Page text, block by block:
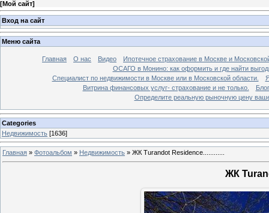
[Мой сайт]
Вход на сайт
Меню сайта
Главная О нас Видео
Ипотечное страхование в Москве и
ОСАГО в Монино: как оформить и где найти
Специалист по недвижимости в Москве или в Московской области.
Витрина финансовых услуг- страхование и не только.
Блог
Определите реальную рыночную цену
Categories
Недвижимость [1636]
Главная » Фотоальбом » Недвижимость » ЖК Turandot Residence............
ЖК